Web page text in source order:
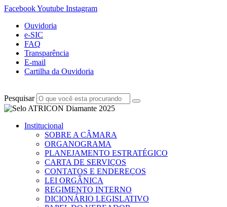
FacebookYoutube Instagram
Ouvidoria
e-SIC
FAQ
Transparência
E-mail
Cartilha da Ouvidoria
Pesquisar
Institucional
SOBRE A CÂMARA
ORGANOGRAMA
PLANEJAMENTO ESTRATÉGICO
CARTA DE SERVIÇOS
CONTATOS E ENDEREÇOS
LEI ORGÂNICA
REGIMENTO INTERNO
DICIONÁRIO LEGISLATIVO